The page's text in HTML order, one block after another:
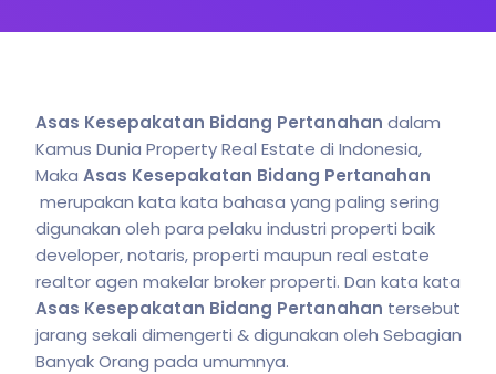
Asas Kesepakatan Bidang Pertanahan dalam
Kamus Dunia Property Real Estate di Indonesia,
Maka Asas Kesepakatan Bidang Pertanahan
merupakan kata kata bahasa yang paling sering
digunakan oleh para pelaku industri properti baik
developer, notaris, properti maupun real estate
realtor agen makelar broker properti. Dan kata kata
Asas Kesepakatan Bidang Pertanahan tersebut
jarang sekali dimengerti & digunakan oleh Sebagian
Banyak Orang pada umumnya.